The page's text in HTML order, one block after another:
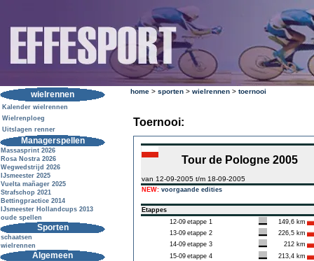
wielrennen
Kalender wielrennen
Wielrenploeg
Uitslagen renner
Managerspellen
Massasprint 2026
Rosa Nostra 2026
Wegwedstrijd 2026
IJsmeester 2025
Vuelta mañager 2025
Strafschop 2021
Bettingpractice 2014
IJsmeester Hollandcups 2013
oude spellen
Sporten
schaatsen
wielrennen
Algemeen
home > sporten > wielrennen > toernooi
Toernooi:
Tour de Pologne 2005
van 12-09-2005 t/m 18-09-2005
NEW: voorgaande edities
Etappes
12-09 etappe 1
149,6 km
13-09 etappe 2
226,5 km
14-09 etappe 3
212 km
15-09 etappe 4
213,4 km